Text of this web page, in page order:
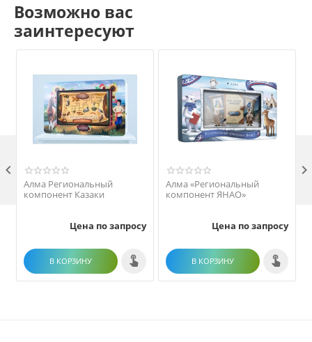
Возможно вас
заинтересуют
Алма Региональный
компонент Казаки
Цена по запросу
В КОРЗИНУ
Алма «Региональный
компонент ЯНАО»
Цена по запросу
В КОРЗИНУ
 